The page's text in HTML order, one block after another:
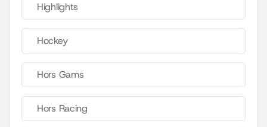
Highlights
Hockey
Hors Gams
Hors Racing